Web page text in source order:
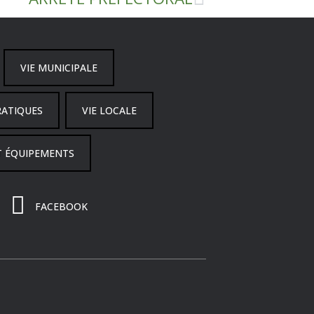
VIE MUNICIPALE
VIE LOCALE
ÉQUIPEMENTS
FACEBOOK